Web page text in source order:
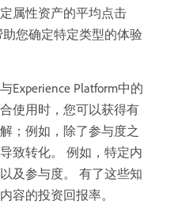
属性资产的平均点击
您确定特定类型的体验
Experience Platform中的
使用时，您可以获得有
；例如，除了参与度之
致转化。 例如，特定内
及参与度。 有了这些知
容的投资回报率。